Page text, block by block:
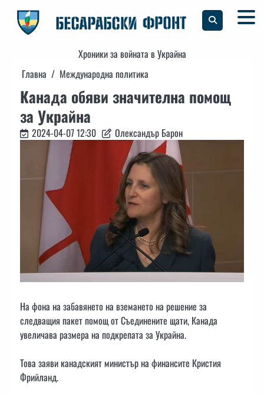
content
Хроники за войната в Украйна
Главна
Международна политика
Канада обяви значителна помощ
за Украйна
2024-04-07 12:30 Олександър Барон
На фона на забавянето на вземането на решение за
следващия пакет помощ от Съединените щати, Канада
увеличава размера на подкрепата за Украйна.
Това заяви канадският министър на финансите Кристия
Фрийланд.